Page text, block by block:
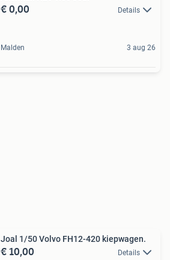
€ 0,00 Details
Malden 3 aug 26
Joal 1/50 Volvo FH12-420 kiepwagen.
€ 10,00 Details